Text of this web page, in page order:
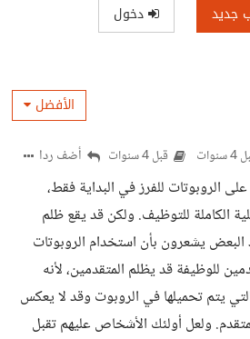
جديد دخول
الأفضل
قبل 4 سنوات أضف ردا
الروبوتات للفرز في البداية فقط،
الكاملة للتوظيف. ولكن قد يقع ظلم
يشعرون بأن استخدام الروبوتات
للوظيفة قد يظلم المتقدمين، لأنه
يتم تحميلها في الروبوت وقد لا يعكس
ولعل أولئك الأشخاص عليهم تقبل